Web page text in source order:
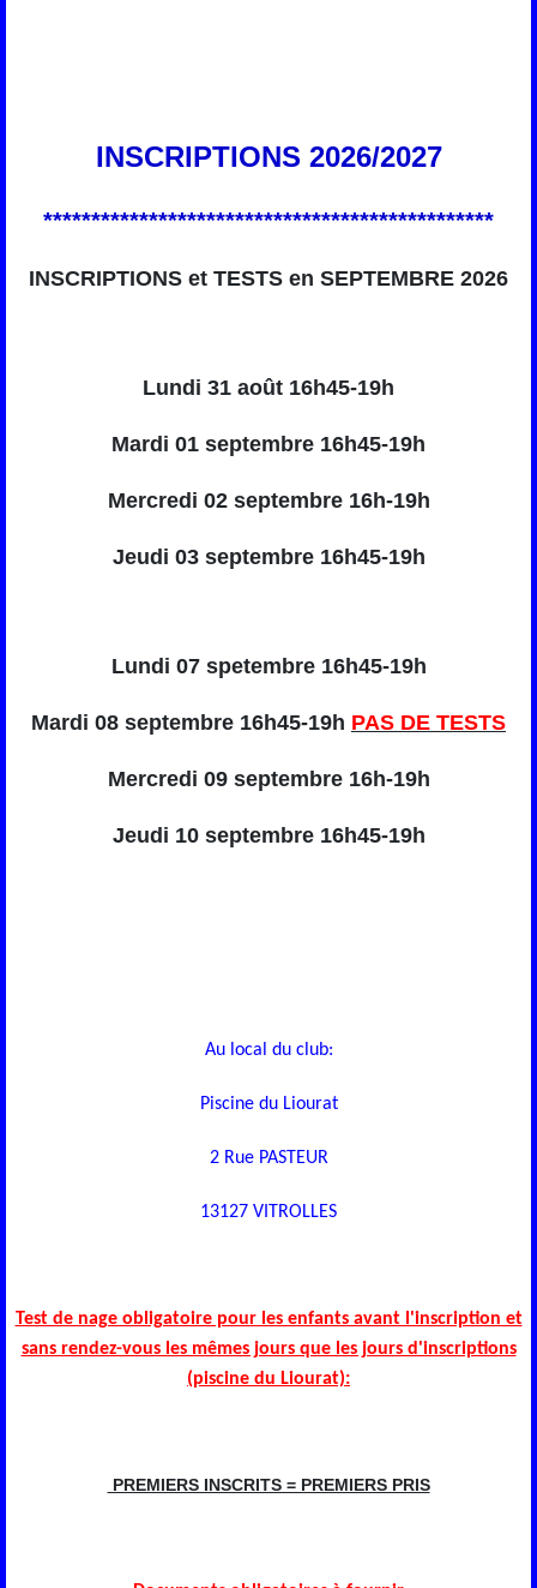
INSCRIPTIONS 2026/2027
***********************************************
INSCRIPTIONS et TESTS en SEPTEMBRE 2026
Lundi 31 août 16h45-19h
Mardi 01 septembre 16h45-19h
Mercredi 02 septembre 16h-19h
Jeudi 03 septembre 16h45-19h
Lundi 07 spetembre 16h45-19h
Mardi 08 septembre 16h45-19h PAS DE TESTS
Mercredi 09 septembre 16h-19h
Jeudi 10 septembre 16h45-19h
Au local du club:
Piscine du Liourat
2 Rue PASTEUR
13127 VITROLLES
Test de nage obligatoire pour les enfants avant l'inscription et
sans rendez-vous les mêmes jours que les jours d'inscriptions
(piscine du Liourat):
PREMIERS INSCRITS = PREMIERS PRIS